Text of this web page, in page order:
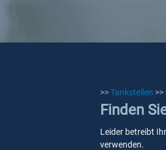
>>Tankstellen >>
Finden
Leider betreibt
verwenden.